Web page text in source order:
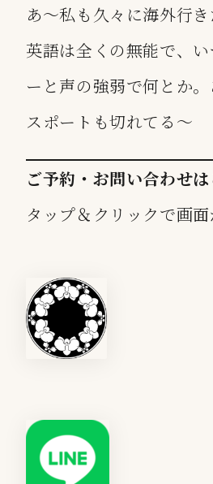
あ〜私も久々に海外行き
英語は全くの無能で、
ーと声の強弱で何とか
スポートも切れてる〜
ご予約・お問い合わせ
タップ＆クリックで画